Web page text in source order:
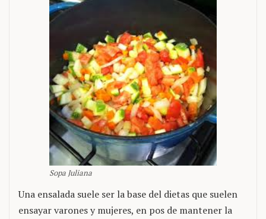
Sopa Juliana
Una ensalada suele ser la base del dietas que suelen
ensayar varones y mujeres, en pos de mantener la